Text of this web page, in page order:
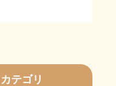
カテゴリ